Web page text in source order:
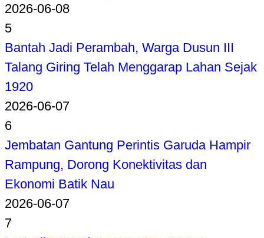
2026-06-08
5
Bantah Jadi Perambah, Warga Dusun III
Talang Giring Telah Menggarap Lahan Sejak
1920
2026-06-07
6
Jembatan Gantung Perintis Garuda Hampir
Rampung, Dorong Konektivitas dan
Ekonomi Batik Nau
2026-06-07
7